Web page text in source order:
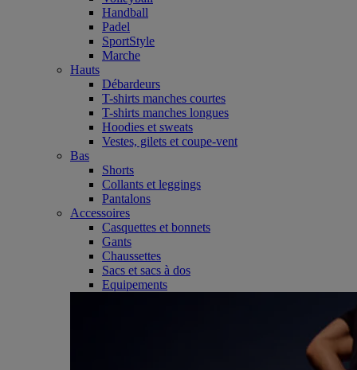
Handball
Padel
SportStyle
Marche
Hauts
Débardeurs
T-shirts manches courtes
T-shirts manches longues
Hoodies et sweats
Vestes, gilets et coupe-vent
Bas
Shorts
Collants et leggings
Pantalons
Accessoires
Casquettes et bonnets
Gants
Chaussettes
Sacs et sacs à dos
Equipements